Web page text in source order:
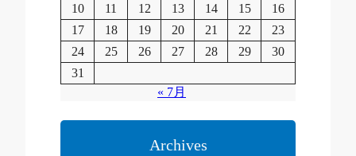
10
11 12 13 14 15
16
17
18 19 20 21 22
23
24
25 26 27 28 29
30
31
« 7月
Archives